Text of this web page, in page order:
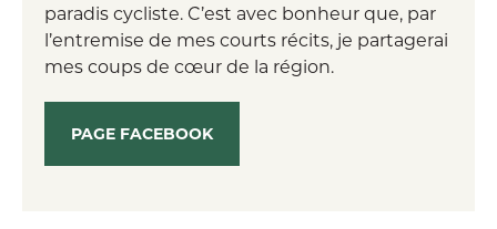
paradis cycliste. C’est avec bonheur que, par
l’entremise de mes courts récits, je partagerai
mes coups de cœur de la région.
PAGE FACEBOOK